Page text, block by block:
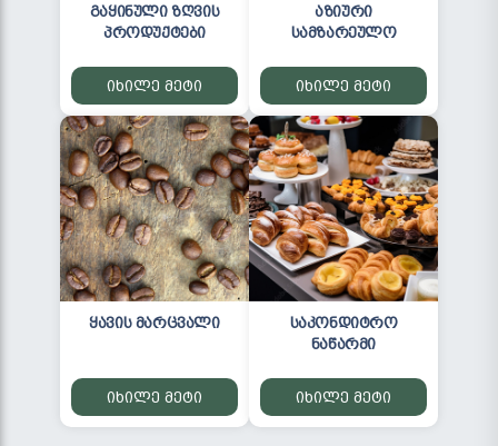
გაყინული ზღვის
პროდუქტები
იხილე მეტი
აზიური
სამზარეულო
იხილე მეტი
ყავის მარცვალი
იხილე მეტი
საკონდიტრო
ნაწარმი
იხილე მეტი